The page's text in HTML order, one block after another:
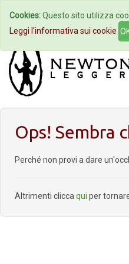
Home
Ops! Sembra
Perché non provi a dare
Altrimenti clicca qui per
Cookies:Questo sito utilizza
Leggi l'informativa sui cookie